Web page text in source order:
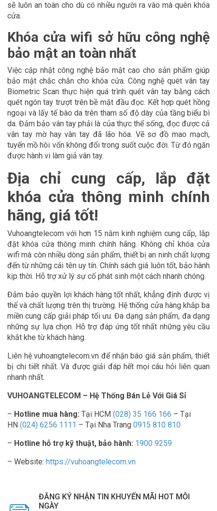
sẽ luôn an toàn cho dù có nhiều người ra vào mà quên khóa
cửa.
Khóa cửa wifi sở hữu công nghệ
bảo mật an toàn nhất
Việc cập nhật công nghệ bảo mật cao cho sản phẩm giúp
bảo mật chắc chắn cho khóa cửa. Công nghệ quét vân tay
Biometric Scan thực hiện quá trình quét vân tay bằng cách
quét ngón tay trượt trên bề mặt đầu đọc. Kết hợp quét hồng
ngoại và lấy tế bào da trên tham số độ dày của tầng biểu bì
da. Đảm bảo vân tay phải là của thực thể sống, đọc được cả
vân tay mờ hay vân tay đã lão hóa. Vẽ sơ đồ mao mạch,
tuyến mồ hôi vốn không đổi trong suốt cuộc đời. Từ đó ngăn
được hành vi làm giả vân tay.
Địa chỉ cung cấp, lắp đặt
khóa cửa thông minh chính
hãng, giá tốt!
Vuhoangtelecom với hơn 15 năm kinh nghiệm cung cấp, lắp
đặt khóa cửa thông minh chính hãng. Không chỉ khóa cửa
wifi mà còn nhiều dòng sản phẩm, thiết bị an ninh chất lượng
đến từ những cái tên uy tín. Chính sách giá luôn tốt, bảo hành
kịp thời. Hỗ trợ xử lý sự cố phát sinh một cách nhanh chóng.
Đảm bảo quyền lợi khách hàng tốt nhất, khẳng định được vị
thế và chất lượng trên thị trường. Hệ thống cửa hàng khắp ba
miền cung cấp giải pháp tối ưu. Đa dạng sản phẩm, đa dạng
những sự lựa chọn. Hỗ trợ đáp ứng tốt nhất những yêu cầu
khắt khe từ khách hàng.
Liên hệ vuhoangtelecom.vn để nhận báo giá sản phẩm, thiết
bị chi tiết nhất. Và được giải đáp hết mọi câu hỏi liên quan
nhanh nhất.
VUHOANGTELECOM – Hệ Thống Bán Lẻ Với Giá Sỉ
– Hotline mua hàng: Tại HCM (028) 35 166 166 – Tại
HN (024) 6256 1111 – Tại Nha Trang 0915 810 810
– Hotline hỗ trợ kỹ thuật, bảo hành: 1900 9259
– Website: https://vuhoangtelecom.vn
ĐĂNG KÝ NHẬN TIN KHUYẾN MÃI HOT MỖI
NGÀY